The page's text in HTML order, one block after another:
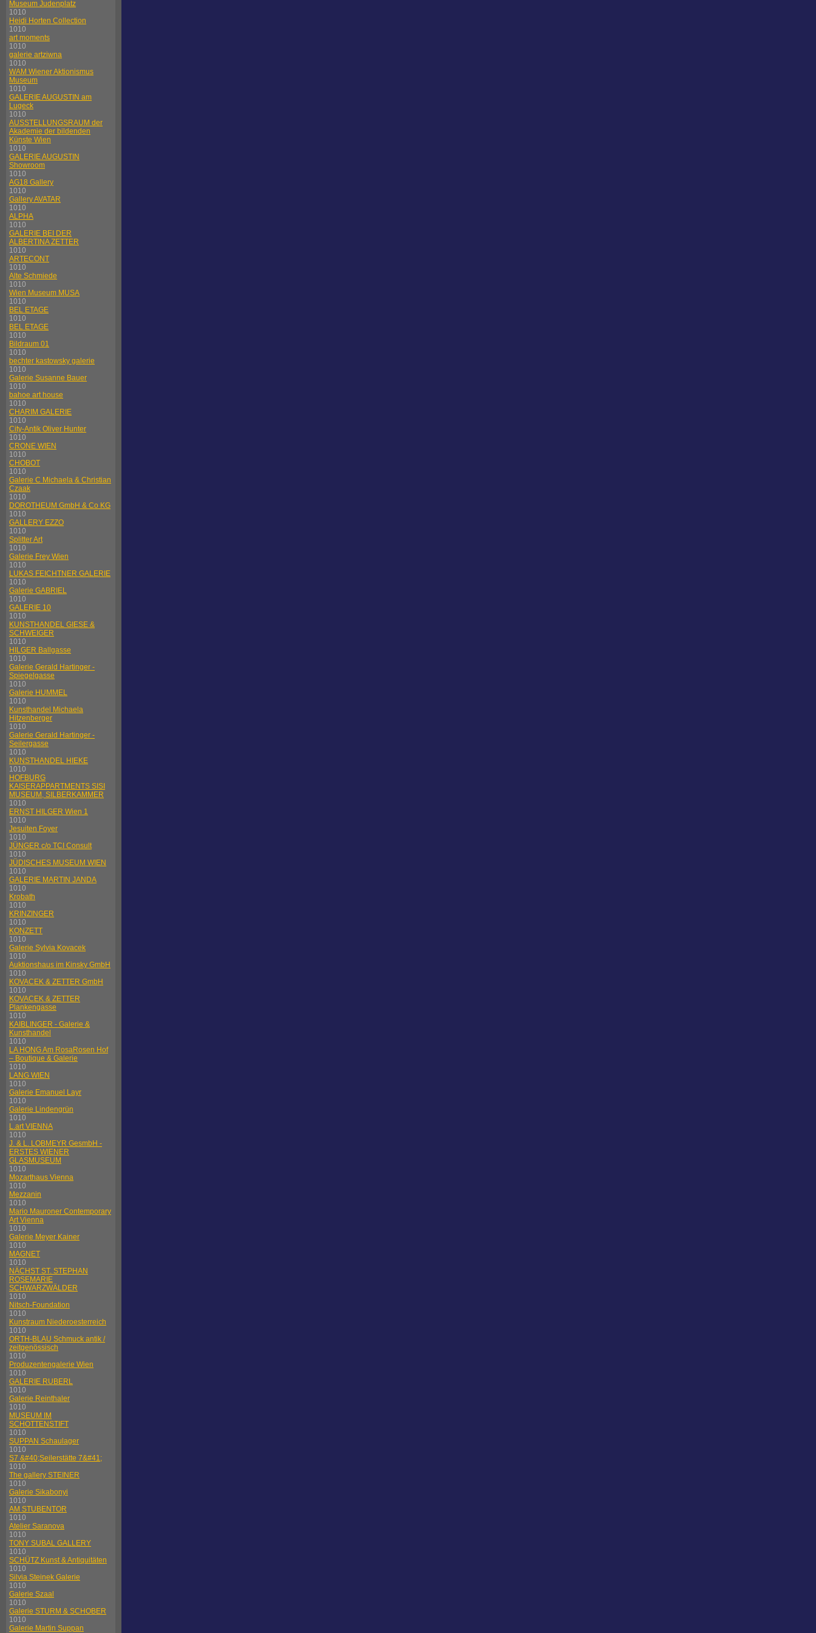
Museum Judenplatz
1010
Heidi Horten Collection
1010
art moments
1010
galerie artziwna
1010
WAM Wiener Aktionismus
Museum
1010
GALERIE AUGUSTIN am
Lugeck
1010
AUSSTELLUNGSRAUM der
Akademie der bildenden
Künste Wien
1010
GALERIE AUGUSTIN
Showroom
1010
AG18 Gallery
1010
Gallery AVATAR
1010
ALPHA
1010
GALERIE BEI DER
ALBERTINA ZETTER
1010
ARTECONT
1010
Alte Schmiede
1010
Wien Museum MUSA
1010
BEL ETAGE
1010
BEL ETAGE
1010
Bildraum 01
1010
bechter kastowsky galerie
1010
Galerie Susanne Bauer
1010
bahoe art house
1010
CHARIM GALERIE
1010
City-Antik Oliver Hunter
1010
CRONE WIEN
1010
CHOBOT
1010
Galerie C Michaela & Christian
Czaak
1010
DOROTHEUM GmbH & Co KG
1010
GALLERY EZZO
1010
Splitter Art
1010
Galerie Frey Wien
1010
LUKAS FEICHTNER GALERIE
1010
Galerie GABRIEL
1010
GALERIE 10
1010
KUNSTHANDEL GIESE &
SCHWEIGER
1010
HILGER Ballgasse
1010
Galerie Gerald Hartinger -
Spiegelgasse
1010
Galerie HUMMEL
1010
Kunsthandel Michaela
Hitzenberger
1010
Galerie Gerald Hartinger -
Seilergasse
1010
KUNSTHANDEL HIEKE
1010
HOFBURG
KAISERAPPARTMENTS SISI
MUSEUM, SILBERKAMMER
1010
ERNST HILGER Wien 1
1010
Jesuiten Foyer
1010
JÜNGER c/o TCI Consult
1010
JÜDISCHES MUSEUM WIEN
1010
GALERIE MARTIN JANDA
1010
Krobath
1010
KRINZINGER
1010
KONZETT
1010
Galerie Sylvia Kovacek
1010
Auktionshaus im Kinsky GmbH
1010
KOVACEK & ZETTER GmbH
1010
KOVACEK & ZETTER
Plankengasse
1010
KAIBLINGER - Galerie &
Kunsthandel
1010
LA HONG Am RosaRosen Hof
– Boutique & Galerie
1010
LANG WIEN
1010
Galerie Emanuel Layr
1010
Galerie Lindengrün
1010
L.art VIENNA
1010
J. & L. LOBMEYR GesmbH -
ERSTES WIENER
GLASMUSEUM
1010
Mozarthaus Vienna
1010
Mezzanin
1010
Mario Mauroner Contemporary
Art Vienna
1010
Galerie Meyer Kainer
1010
MAGNET
1010
NÄCHST ST. STEPHAN
ROSEMARIE
SCHWARZWÄLDER
1010
Nitsch-Foundation
1010
Kunstraum Niederoesterreich
1010
ORTH-BLAU Schmuck antik /
zeitgenössisch
1010
Produzentengalerie Wien
1010
GALERIE RUBERL
1010
Galerie Reinthaler
1010
MUSEUM IM
SCHOTTENSTIFT
1010
SUPPAN Schaulager
1010
S7 &#40;Seilerstätte 7&#41;
1010
The gallery STEINER
1010
Galerie Sikabonyi
1010
AM STUBENTOR
1010
Atelier Saranova
1010
TONY SUBAL GALLERY
1010
SCHÜTZ Kunst & Antiquitäten
1010
Silvia Steinek Galerie
1010
Galerie Szaal
1010
Galerie STURM & SCHOBER
1010
Galerie Martin Suppan